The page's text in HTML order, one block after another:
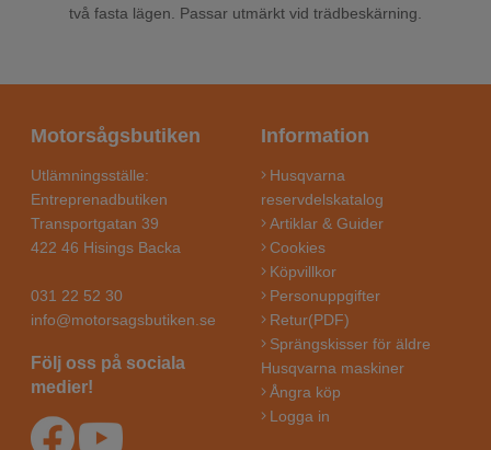
två fasta lägen. Passar utmärkt vid trädbeskärning.
Motorsågsbutiken
Utlämningsställe:
Entreprenadbutiken
Transportgatan 39
422 46 Hisings Backa
031 22 52 30
info@motorsagsbutiken.se
Följ oss på sociala
medier!
Information
Husqvarna
reservdelskatalog
Artiklar & Guider
Cookies
Köpvillkor
Personuppgifter
Retur(PDF)
Sprängskisser för äldre
Husqvarna maskiner
Ångra köp
Logga in